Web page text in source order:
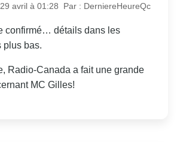
avril à 01:28 Par : DerniereHeureQc
confirmé… détails dans les
plus bas.
Radio-Canada a fait une grande
MC Gilles!